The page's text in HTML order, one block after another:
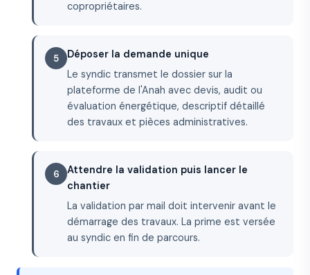
copropriétaires.
Déposer la demande unique
Le syndic transmet le dossier sur la
plateforme de l'Anah avec devis, audit ou
évaluation énergétique, descriptif détaillé
des travaux et pièces administratives.
Attendre la validation puis lancer le
chantier
La validation par mail doit intervenir avant le
démarrage des travaux. La prime est versée
au syndic en fin de parcours.